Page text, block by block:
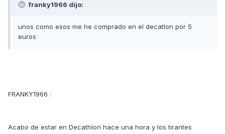
franky1966 dijo:
unos como esos me he comprado en el decatlon por 5
euros
FRANKY1966 :
Acabo de estar en Decathlon hace una hora y los tirantes